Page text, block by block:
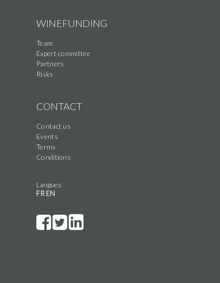
WINEFUNDING
Team
Expert committee
Partners
Risks
CONTACT
Contact us
Events
Terms
Conditions
Langues
FR EN